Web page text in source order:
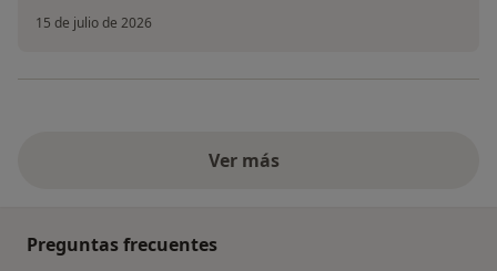
15 de julio de 2026
Ver más
Preguntas frecuentes